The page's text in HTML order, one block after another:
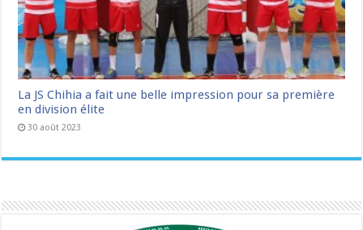
La JS Chihia a fait une belle impression pour sa première
en division élite
30 août 2023